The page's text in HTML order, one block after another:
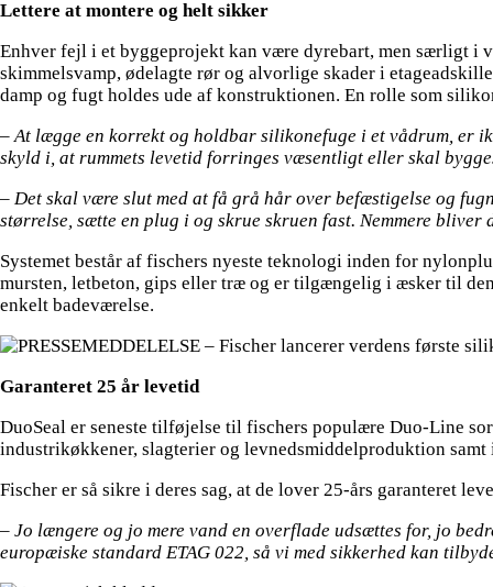
Lettere at montere og helt sikker
Enhver fejl i et byggeprojekt kan være dyrebart, men særligt i
skimmelsvamp, ødelagte rør og alvorlige skader i
damp og fugt holdes ude af konstruktionen. En rolle som
– At lægge en korrekt og holdbar silikonefuge i et vådrum, er
skyld i, at rummets levetid forringes væsentligt eller skal
– Det skal være slut med at få grå hår over befæstigelse og
størrelse, sætte en plug i og skrue skruen fast. Nemmere
Systemet består af fischers nyeste teknologi inden for
mursten, letbeton, gips eller træ og er tilgængelig i æsker til
enkelt badeværelse.
Garanteret 25 år levetid
DuoSeal er seneste tilføjelse til fischers populære Duo-Line
industrikøkkener, slagterier og levnedsmiddelproduktion samt
Fischer er så sikre i deres sag, at de lover 25-års garanteret
– Jo længere og jo mere vand en overflade udsættes for, jo
europæiske standard ETAG 022, så vi med sikkerhed kan